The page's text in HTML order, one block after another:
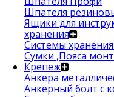
Шпателя
Ящики для
хранения
Системы хранения
Сумки ,Пояса
Крепеж
Анкера
Анкерный болт с